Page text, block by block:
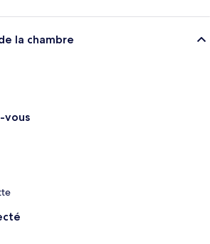
la chambre
vous